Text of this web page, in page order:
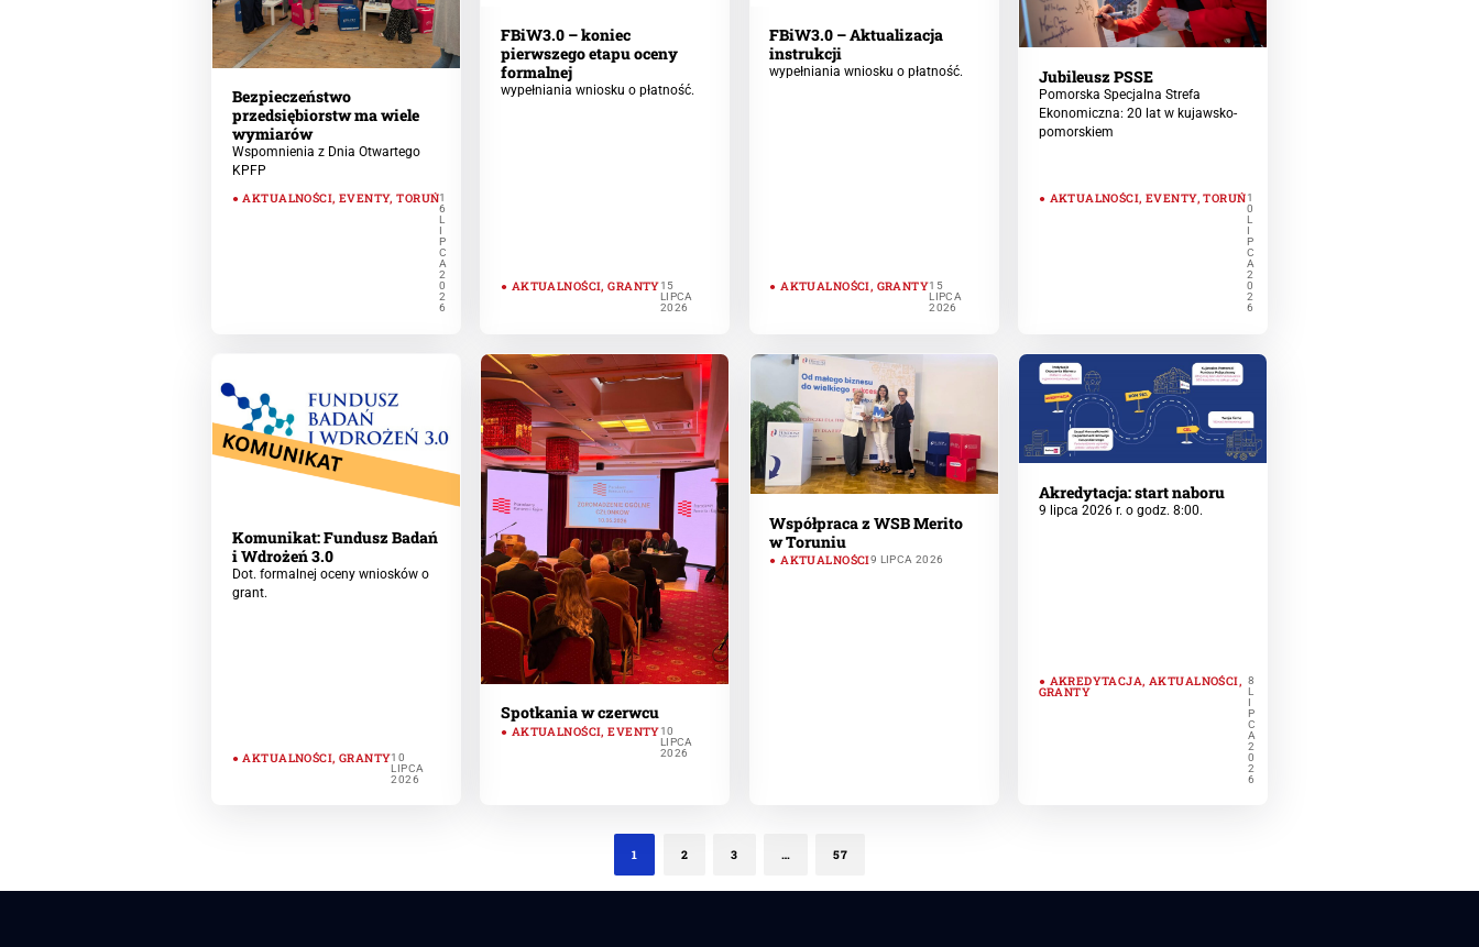
Bezpieczeństwo
przedsiębiorstw ma wiele
wymiarów
Wspomnienia z Dnia Otwartego
KPFP
AKTUALNOŚCI, EVENTY,TORUŃ1
6
L
I
P
C
A
2
0
2
6
FBiW3.0 – koniec
pierwszego etapu oceny
formalnej
wypełniania wniosku o płatność.
AKTUALNOŚCI,GRANTY15
LIPCA
2026
FBiW3.0 – Aktualizacja
instrukcji
wypełniania wniosku o płatność.
AKTUALNOŚCI, GRANTY15
LIPCA
2026
Jubileusz PSSE
Pomorska Specjalna Strefa
Ekonomiczna: 20 lat w kujawsko-
pomorskiem
AKTUALNOŚCI,EVENTY,TORUŃ1
0
L
I
P
C
A
2
0
2
6
Komunikat: Fundusz Badań
i Wdrożeń 3.0
Dot. formalnej oceny wniosków o
grant.
AKTUALNOŚCI, GRANTY10
LIPCA
2026
Spotkania w czerwcu
AKTUALNOŚCI,EVENTY10
LIPCA
2026
Współpraca z WSB Merito
w Toruniu
AKTUALNOŚCI9 LIPCA 2026
Akredytacja: start naboru
9 lipca 2026 r. o godz. 8:00.
AKREDYTACJA,AKTUALNOŚCI,
GRANTY
8
L
I
P
C
A
2
0
2
6
1 2 3 … 57